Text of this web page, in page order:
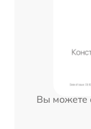
Вы можете